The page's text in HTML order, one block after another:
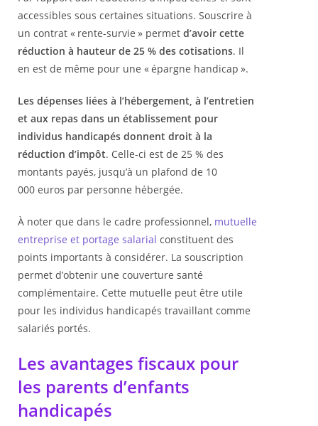
accessibles sous certaines situations. Souscrire à
un contrat « rente-survie » permet d’avoir cette
réduction à hauteur de 25 % des cotisations. Il
en est de même pour une « épargne handicap ».
Les dépenses liées à l’hébergement, à l’entretien
et aux repas dans un établissement pour
individus handicapés donnent droit à la
réduction d’impôt. Celle-ci est de 25 % des
montants payés, jusqu’à un plafond de 10
000 euros par personne hébergée.
À noter que dans le cadre professionnel, mutuelle
entreprise et portage salarial constituent des
points importants à considérer. La souscription
permet d’obtenir une couverture santé
complémentaire. Cette mutuelle peut être utile
pour les individus handicapés travaillant comme
salariés portés.
Les avantages fiscaux pour
les parents d’enfants
handicapés